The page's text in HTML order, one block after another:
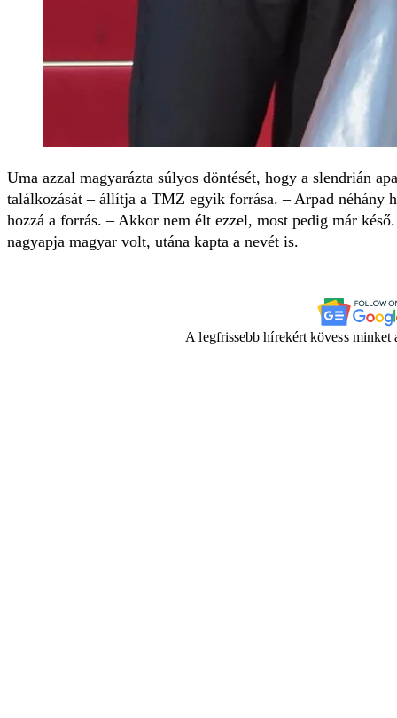
Uma azzal magyarázta súlyos döntését, hogy a slendrián
találkozását – állítja a TMZ egyik forrása. – Arpad néhány
hozzá a forrás. – Akkor nem élt ezzel, most pedig már
nagyapja magyar volt, utána kapta a nevét is.
A legfrissebb hírekért kövess minket